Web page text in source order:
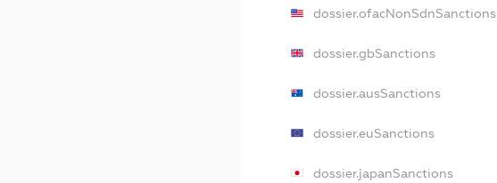
dossier.ofacNonSdnSanctions
dossier.gbSanctions
dossier.ausSanctions
dossier.euSanctions
dossier.japanSanctions